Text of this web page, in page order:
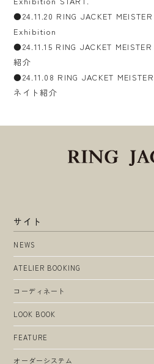
●24.11.20 RING JACKET
Exhibition
●24.11.15 RING JACKET
紹介
●24.11.08 RING JACKET
ネイト紹介
サイト
NEWS
ATELIER BOOKING
コーディネート
LOOK BOOK
FEATURE
オーダーシステム